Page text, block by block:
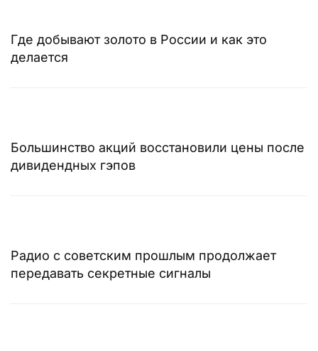
Где добывают золото в России и как это
делается
Большинство акций восстановили цены после
дивидендных гэпов
Радио с советским прошлым продолжает
передавать секретные сигналы